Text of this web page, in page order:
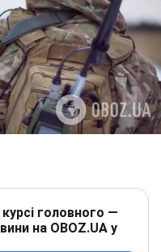
головного —
на OBOZ.UA у